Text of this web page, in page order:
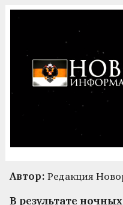
Автор: Редакция
В результате